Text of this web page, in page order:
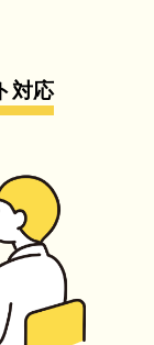
対応